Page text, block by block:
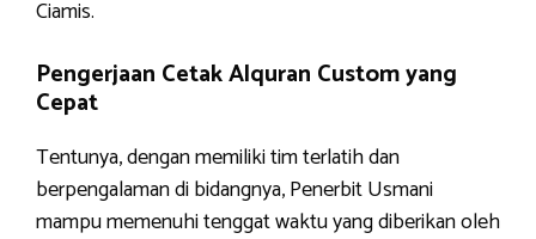
Ciamis.
Pengerjaan Cetak Alquran Custom yang
Cepat
Tentunya, dengan memiliki tim terlatih dan
berpengalaman di bidangnya, Penerbit Usmani
mampu memenuhi tenggat waktu yang diberikan oleh